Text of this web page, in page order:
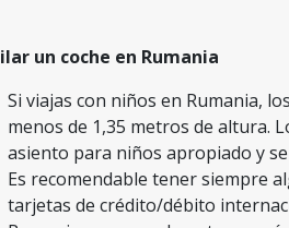
un coche en Rumania
Si viajas con niños en Rumania,
menos de 1,35 metros de altura.
asiento para niños apropiado y
Es recomendable tener siempre
tarjetas de crédito/débito